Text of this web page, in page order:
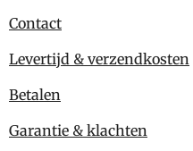
Contact
Levertijd & verzendkosten
Betalen
Garantie & klachten